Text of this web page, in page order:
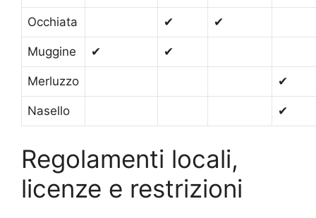
Occhiata ✔ ✔
Muggine ✔ ✔
Merluzzo ✔
Nasello ✔
Regolamenti locali,
licenze e restrizioni